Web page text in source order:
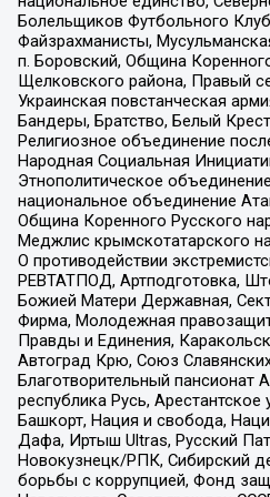
Болельщиков Футбольного
Файзрахманисты,
п. Боровский, Община
Щелковского района, Правый
Украинская повстанческая
Бандеры, Братство, Белый
Религиозное объединение
Народная Социальная
Этнополитическое
национальное объединение
Община Коренного Русского
Меджлис крымскотатарского
О противодействии
РЕВТАТПОД, Артподготовка,
Божией Матери Державная,
Фирма, Молодежная
Правды и Единения,
Автоград Крю, Союз
Благотворительный пансионат
республика Русь, Арестантское
Башкорт, Нация и свобода,
Дафа, Иртыш Ultras, Русский
Новокузнецк/РПК, Сибирский
борьбы с коррупцией, Фонд